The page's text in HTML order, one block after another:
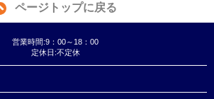
ページトップに戻る
営業時間:9：00～18：00
定休日:不定休